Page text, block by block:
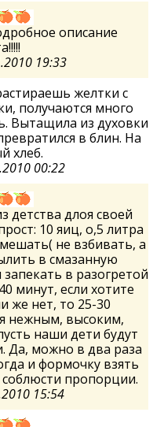
описание
19:33
желтки с
получаются много
Вытащила из духовки
в блин. На
хлеб.
00:22
детства длоя своей
10 яиц, о,5 литра
не взбивать, а
в смазанную
в разогретой
минут, если хотите
же нет, то 25-30
нежным, высоким,
наши дети будут
Да, можно в два раза
и формочку взять
пропорции.
15:54